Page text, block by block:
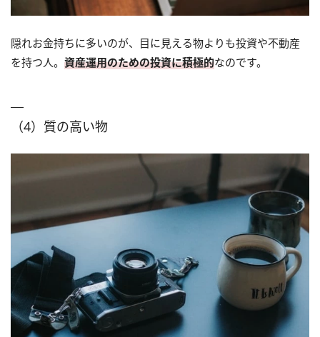
隠れお金持ちに多いのが、目に見える物よりも投資や不動産
を持つ人。 資産運用のための投資に積極的なのです。
（4）質の高い物